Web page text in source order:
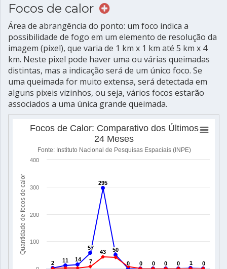
Focos de calor
Área de abrangência do ponto: um foco indica a
possibilidade de fogo em um elemento de resolução da
imagem (pixel), que varia de 1 km x 1 km até 5 km x 4
km. Neste pixel pode haver uma ou várias queimadas
distintas, mas a indicação será de um único foco. Se
uma queimada for muito extensa, será detectada em
alguns pixeis vizinhos, ou seja, vários focos estarão
associados a uma única grande queimada.